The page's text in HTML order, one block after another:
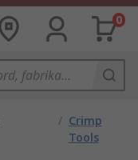
0
/ Crimp
Tools